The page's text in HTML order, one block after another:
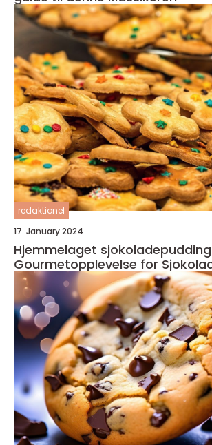
redaktionel
17. January 2024
Hjemmelaget
Gourmetopplevelse for